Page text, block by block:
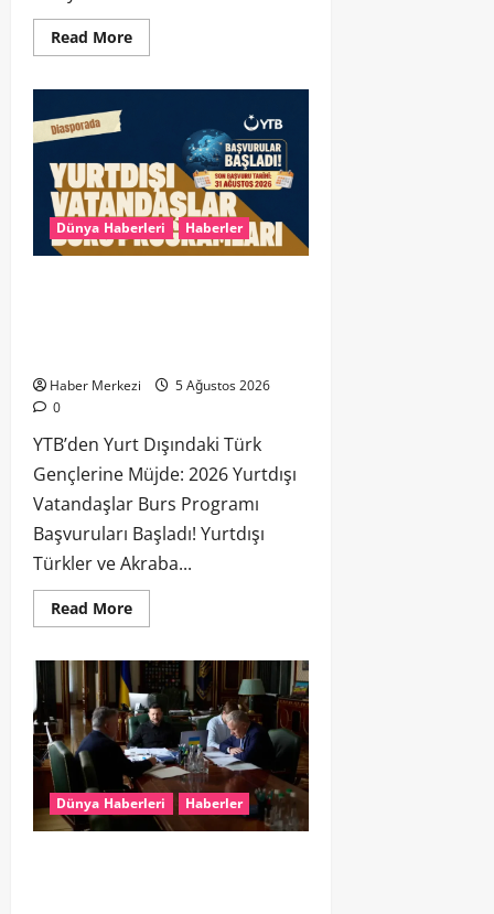
Read More
Dünya Haberleri Haberler
Haber Merkezi
5 Ağustos 2026
0
YTB’den Yurt Dışındaki Türk
Gençlerine Müjde: 2026 Yurtdışı
Vatandaşlar Burs Programı
Başvuruları Başladı! Yurtdışı
Türkler ve Akraba...
Read More
Dünya Haberleri Haberler